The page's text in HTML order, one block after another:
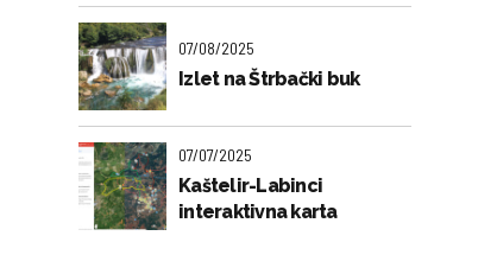
07/08/2025
Izlet na Štrbački buk
07/07/2025
Kaštelir-Labinci
interaktivna karta